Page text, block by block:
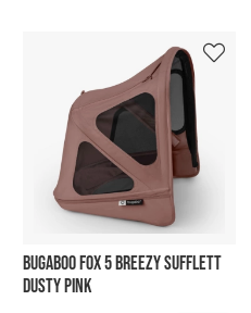
BUGABOO FOX 5 BREEZY SUFFLETT
DUSTY PINK